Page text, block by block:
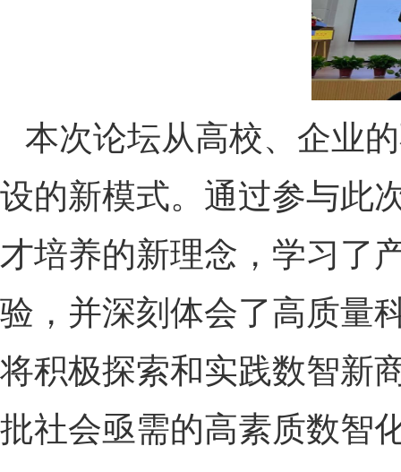
本次论坛从高校、企业
设的新模式。通过参与此
才培养的新理念，学习了
验，并深刻体会了高质量
将积极探索和实践数智新
批社会亟需的高素质数智